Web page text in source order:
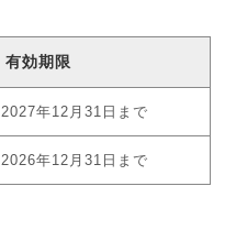
有効期限
2027年12月31日まで
2026年12月31日まで